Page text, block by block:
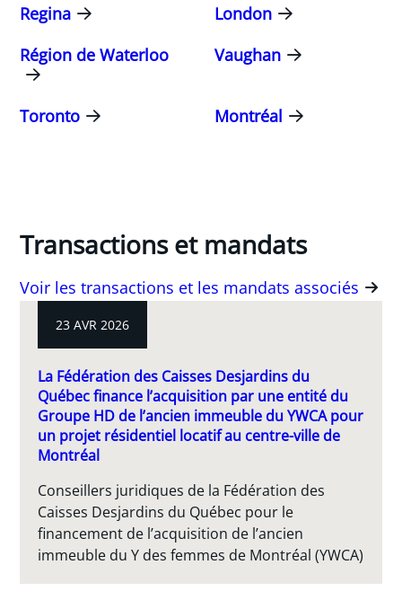
Regina
London
Région de Waterloo
Vaughan
Toronto Montréal
Transactions et mandats
Voir les transactions et les mandats associés
23 AVR 2026
La Fédération des Caisses Desjardins du
Québec finance l’acquisition par une entité du
Groupe HD de l’ancien immeuble du YWCA pour
un projet résidentiel locatif au centre-ville de
Montréal
Conseillers juridiques de la Fédération des
Caisses Desjardins du Québec pour le
financement de l’acquisition de l’ancien
immeuble du Y des femmes de Montréal (YWCA)